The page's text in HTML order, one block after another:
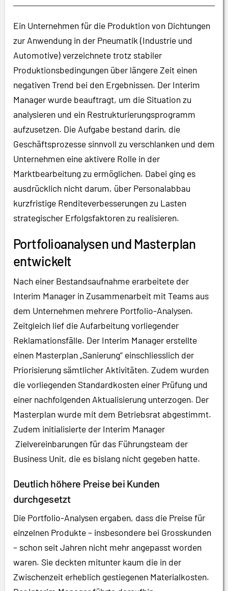
Ein Unternehmen für die Produktion von Dichtungen
zur Anwendung in der Pneumatik (Industrie und
Automotive) verzeichnete trotz stabiler
Produktionsbedingungen über längere Zeit einen
negativen Trend bei den Ergebnissen. Der Interim
Manager wurde beauftragt, um die Situation zu
analysieren und ein Restrukturierungsprogramm
aufzusetzen. Die Aufgabe bestand darin, die
Geschäftsprozesse sinnvoll zu verschlanken und dem
Unternehmen eine aktivere Rolle in der
Marktbearbeitung zu ermöglichen. Dabei ging es
ausdrücklich nicht darum, über Personalabbau
kurzfristige Renditeverbesserungen zu Lasten
strategischer Erfolgsfaktoren zu realisieren.
Portfolioanalysen und Masterplan
entwickelt
Nach einer Bestandsaufnahme erarbeitete der
Interim Manager in Zusammenarbeit mit Teams aus
dem Unternehmen mehrere Portfolio-Analysen.
Zeitgleich lief die Aufarbeitung vorliegender
Reklamationsfälle. Der Interim Manager erstellte
einen Masterplan „Sanierung“ einschliesslich der
Priorisierung sämtlicher Aktivitäten. Zudem wurden
die vorliegenden Standardkosten einer Prüfung und
einer nachfolgenden Aktualisierung unterzogen. Der
Masterplan wurde mit dem Betriebsrat abgestimmt.
Zudem initialisierte der Interim Manager
Zielvereinbarungen für das Führungsteam der
Business Unit, die es bislang nicht gegeben hatte.
Deutlich höhere Preise bei Kunden
durchgesetzt
Die Portfolio-Analysen ergaben, dass die Preise für
einzelnen Produkte – insbesondere bei Grosskunden
– schon seit Jahren nicht mehr angepasst worden
waren. Sie deckten mitunter kaum die in der
Zwischenzeit erheblich gestiegenen Materialkosten.